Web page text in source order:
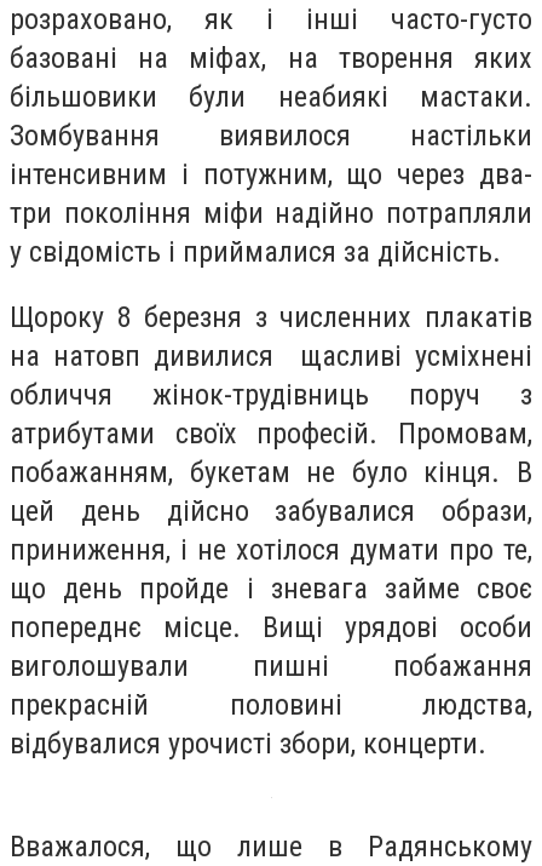
розраховано, як і інші часто-густо
базовані на міфах, на творення яких
більшовики були неабиякі мастаки.
Зомбування виявилося настільки
інтенсивним і потужним, що через два-
три покоління міфи надійно потрапляли
у свідомість і приймалися за дійсність.
Щороку 8 березня з численних плакатів
на натовп дивилися щасливі усміхнені
обличчя жінок-трудівниць поруч з
атрибутами своїх професій. Промовам,
побажанням, букетам не було кінця. В
цей день дійсно забувалися образи,
приниження, і не хотілося думати про те,
що день пройде і зневага займе своє
попереднє місце. Вищі урядові особи
виголошували пишні побажання
прекрасній половині людства,
відбувалися урочисті збори, концерти.
Вважалося, що лише в Радянському